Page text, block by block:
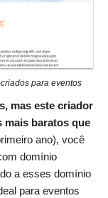
para eventos
mas este criador
mais baratos que
ano), você
domínio
a esses domínio
para eventos